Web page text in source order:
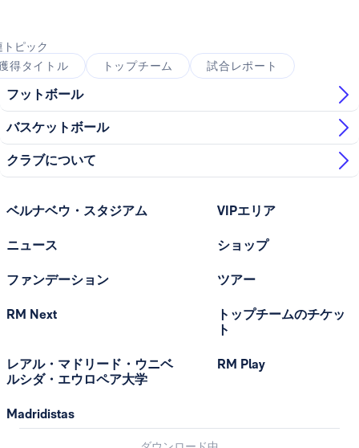
トピック
得タイトル
トップチーム 試合レポート
フットボール
バスケットボール
クラブについて
ベルナベウ・スタジアム
ニュース
ファンデーション
RM Next
レアル・マドリード・ウニベ
ルシダ・エウロペア大学
Madridistas
VIPエリア
ショップ
ツアー
トップチームのチケッ
ト
RM Play